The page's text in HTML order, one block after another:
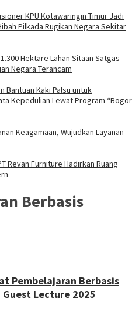
KPU Kotawaringin Timur Jadi
Pilkada Rugikan Negara Sekitar
Hektare Lahan Sitaan Satgas
Negara Terancam
Bantuan Kaki Palsu untuk
Kepedulian Lewat Program “Bogor
Keagamaan, Wujudkan Layanan
Revan Furniture Hadirkan Ruang
Berbasis
Pembelajaran Berbasis
Lecture 2025